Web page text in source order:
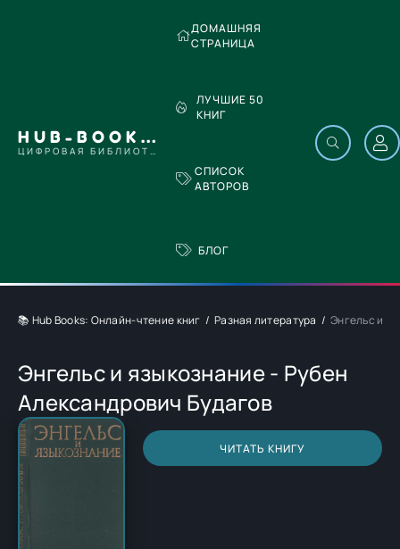
HUB-BOOKS.COM
ЦИФРОВАЯ БИБЛИОТЕКА
ДОМАШНЯЯ
СТРАНИЦА
ЛУЧШИЕ 50
КНИГ
СПИСОК
АВТОРОВ
БЛОГ
📚 Hub Books: Онлайн-чтение книг Разная литература Энгельс и
Энгельс и языкознание - Рубен
Александрович Будагов
ЧИТАТЬ КНИГУ